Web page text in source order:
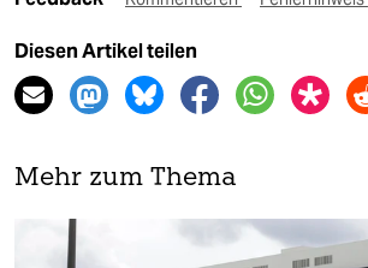
Diesen Artikel teilen
Mehr zum Thema